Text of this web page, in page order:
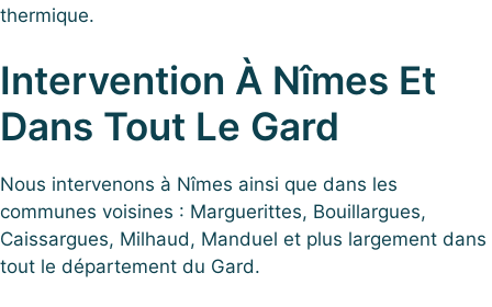
thermique.
Intervention À Nîmes Et
Dans Tout Le Gard
Nous intervenons à Nîmes ainsi que dans les
communes voisines : Marguerittes, Bouillargues,
Caissargues, Milhaud, Manduel et plus largement dans
tout le département du Gard.